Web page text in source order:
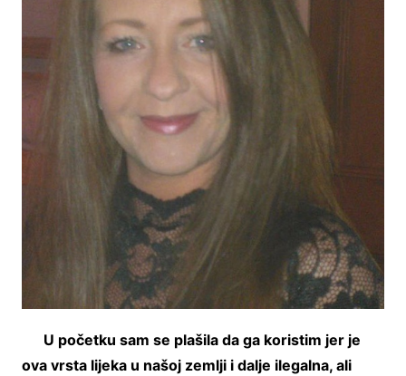
U početku sam se plašila da ga koristim jer je
ova vrsta lijeka u našoj zemlji i dalje ilegalna, ali